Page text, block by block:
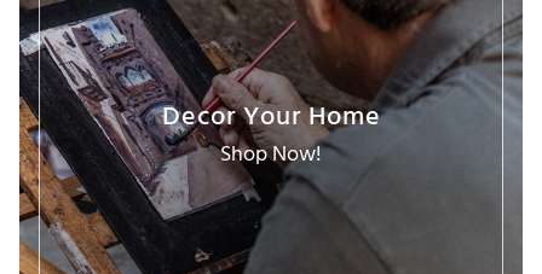
Decor Your Home
Shop Now!